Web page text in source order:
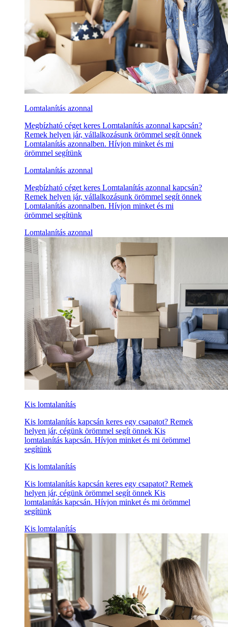
Lomtalanítás azonnal
Megbízható céget keres Lomtalanítás azonnal kapcsán?
Remek helyen jár, vállalkozásunk örömmel segít önnek
Lomtalanítás azonnalben. Hívjon minket és mi
örömmel segítünk
Lomtalanítás azonnal
Megbízható céget keres Lomtalanítás azonnal kapcsán?
Remek helyen jár, vállalkozásunk örömmel segít önnek
Lomtalanítás azonnalben. Hívjon minket és mi
örömmel segítünk
Lomtalanítás azonnal
Kis lomtalanítás
Kis lomtalanítás kapcsán keres egy csapatot? Remek
helyen jár, cégünk örömmel segít önnek Kis
lomtalanítás kapcsán. Hívjon minket és mi örömmel
segítünk
Kis lomtalanítás
Kis lomtalanítás kapcsán keres egy csapatot? Remek
helyen jár, cégünk örömmel segít önnek Kis
lomtalanítás kapcsán. Hívjon minket és mi örömmel
segítünk
Kis lomtalanítás